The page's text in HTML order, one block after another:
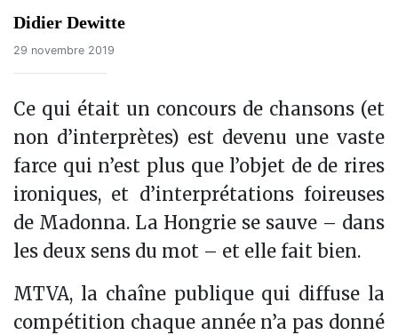
Didier Dewitte
29 novembre 2019
Ce qui était un concours de chansons (et
non d’interprètes) est devenu une vaste
farce qui n’est plus que l’objet de de rires
ironiques, et d’interprétations foireuses
de Madonna. La Hongrie se sauve – dans
les deux sens du mot – et elle fait bien.
MTVA, la chaîne publique qui diffuse la
compétition chaque année n’a pas donné